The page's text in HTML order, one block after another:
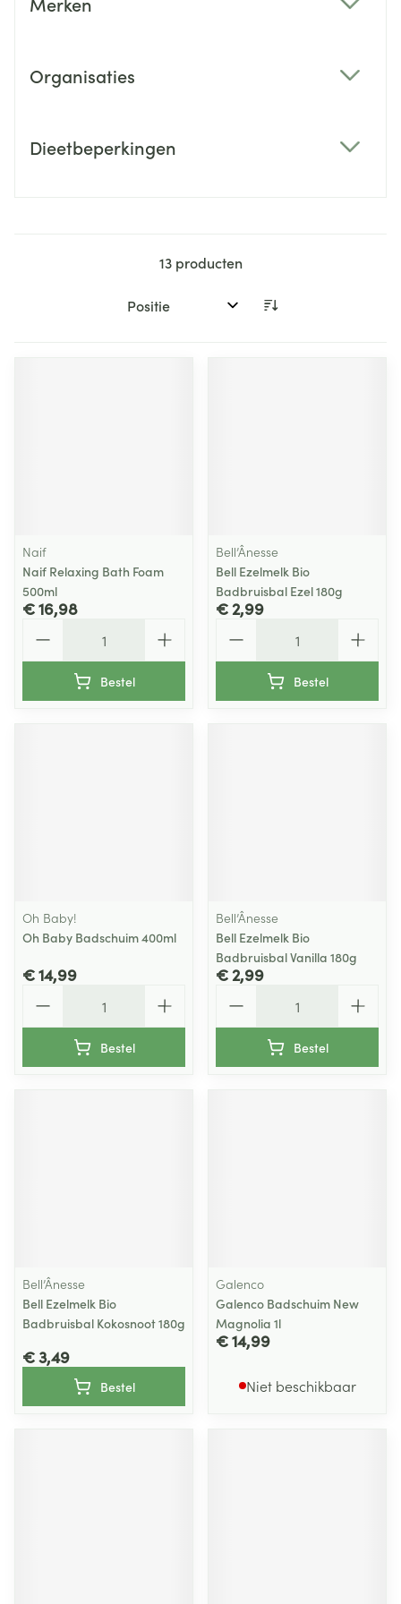
Organisaties
Dieetbeperkingen
13producten
Sorteer op:
Naif
Naif Relaxing Bath Foam
500ml
€ 16,98
Bestel
Bell’Ânesse
Bell Ezelmelk Bio
Badbruisbal Ezel 180g
€ 2,99
Bestel
Oh Baby!
Oh Baby Badschuim 400ml
€ 14,99
Bestel
Bell’Ânesse
Bell Ezelmelk Bio
Badbruisbal Vanilla 180g
€ 2,99
Bestel
Bell’Ânesse
Bell Ezelmelk Bio
Badbruisbal Kokosnoot 180g
€ 3,49
Bestel
Galenco
Galenco Badschuim New
Magnolia 1l
€ 14,99
Niet beschikbaar